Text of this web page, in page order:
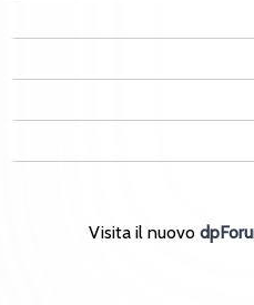
Visita il nuovo